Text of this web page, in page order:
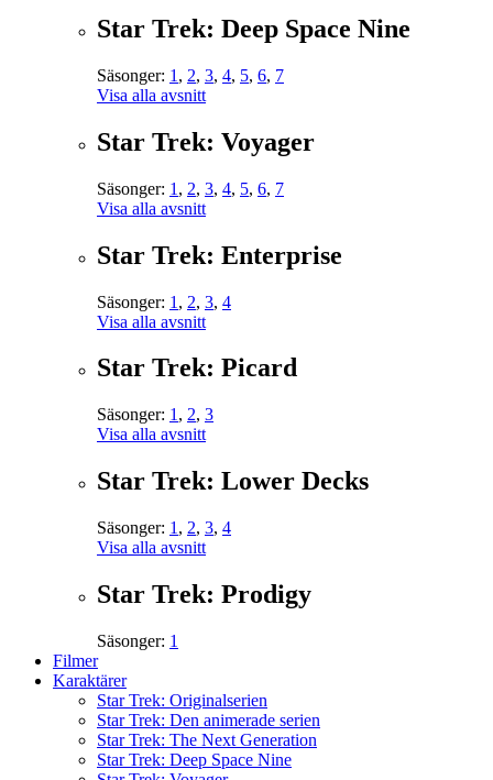
Star Trek: Deep Space Nine
Säsonger: 1 , 2, 3, 4, 5, 6, 7
Visa alla avsnitt
Star Trek: Voyager
Säsonger: 1 , 2, 3, 4, 5, 6, 7
Visa alla avsnitt
Star Trek: Enterprise
Säsonger: 1 , 2, 3, 4
Visa alla avsnitt
Star Trek: Picard
Säsonger: 1 , 2, 3
Visa alla avsnitt
Star Trek: Lower Decks
Säsonger: 1 , 2, 3, 4
Visa alla avsnitt
Star Trek: Prodigy
Säsonger: 1
Filmer
Karaktärer
Star Trek: Originalserien
Star Trek: Den animerade serien
Star Trek: The Next Generation
Star Trek: Deep Space Nine